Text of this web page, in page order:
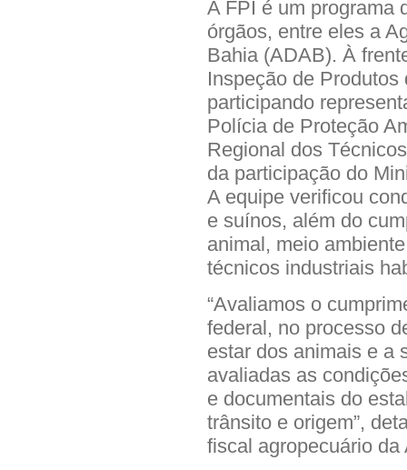
A FPI é um programa
órgãos, entre eles a
Bahia (ADAB). À
Inspeção de
participando
Polícia de Proteção
Regional dos
da participação do
A equipe verificou
e suínos, além do
animal, meio
técnicos industriais
“Avaliamos o
federal, no processo
estar dos animais e a
avaliadas as
e documentais do
trânsito e origem”,
fiscal agropecuário